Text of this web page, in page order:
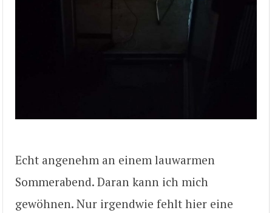
Echt angenehm an einem lauwarmen
Sommerabend. Daran kann ich mich
gewöhnen. Nur irgendwie fehlt hier eine